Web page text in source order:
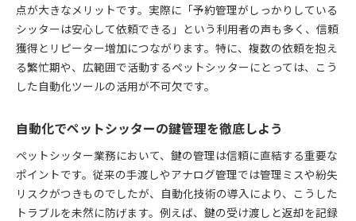
点が大きなメリットです。実際に「予約管理がしっかりしている
シッターは安心して依頼できる」という利用者の声も多く、信頼
獲得とリピーター増加につながります。特に、複数の依頼を抱え
る繁忙期や、広範囲で活動するペットシッターにとっては、こう
した自動化ツールの活用が不可欠です。
自動化でペットシッターの鍵管理を徹底しよう
ペットシッター業務において、鍵の管理は信頼に直結する重要な
ポイントです。従来の手渡しやアナログ管理では管理ミスや紛失
リスクがつきものでしたが、自動化技術の導入により、こうした
トラブルを未然に防げます。例えば、鍵の受け渡しと返却を記録